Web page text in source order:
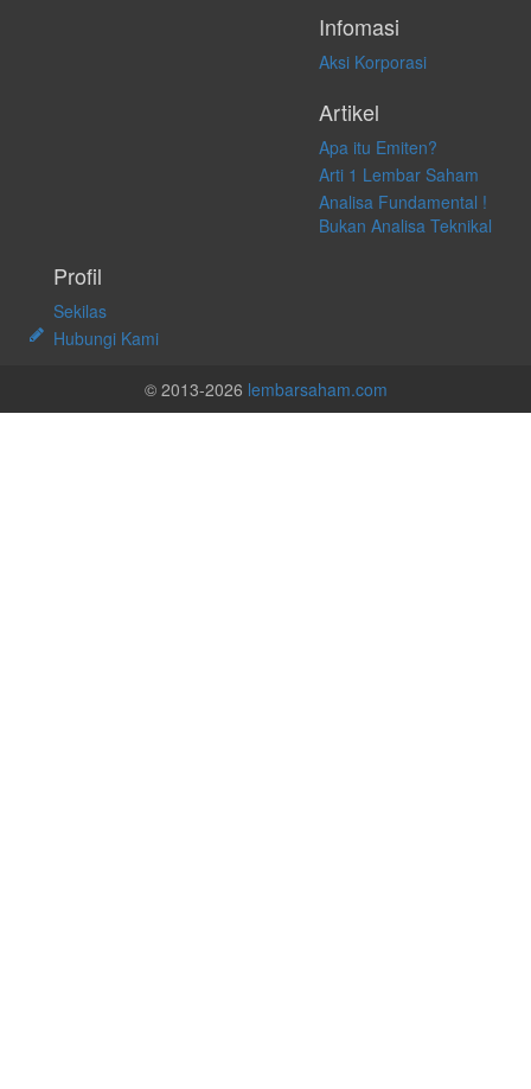
Infomasi
Aksi Korporasi
Artikel
Apa itu Emiten?
Arti 1 Lembar Saham
Analisa Fundamental !
Bukan Analisa Teknikal
Profil
Sekilas
Hubungi Kami
© 2013-2026 lembarsaham.com